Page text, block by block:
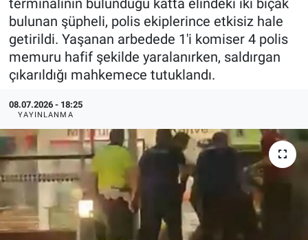
terminalinin bulunduğu katta elindeki iki bıçak
bulunan şüpheli, polis ekiplerince etkisiz hale
getirildi. Yaşanan arbedede 1'i komiser 4 polis
memuru hafif şekilde yaralanırken, saldırgan
çıkarıldığı mahkemece tutuklandı.
08.07.2026 - 18:25
YAYINLANMA
Haber Arşivi